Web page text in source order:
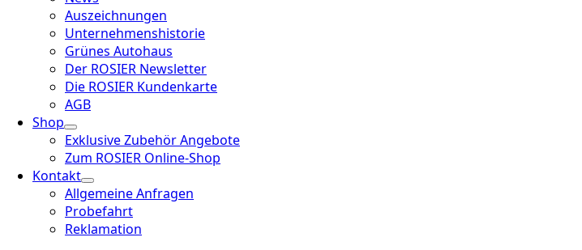
Auszeichnungen
Unternehmenshistorie
Grünes Autohaus
Der ROSIER Newsletter
Die ROSIER Kundenkarte
AGB
Shop
Exklusive Zubehör Angebote
Zum ROSIER Online-Shop
Kontakt
Allgemeine Anfragen
Probefahrt
Reklamation